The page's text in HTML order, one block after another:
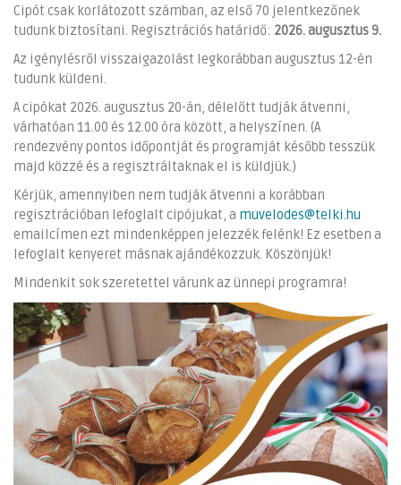
Cipót csak korlátozott számban, az első 70 jelentkezőnek
tudunk biztosítani. Regisztrációs határidő: 2026. augusztus 9.
Az igénylésről visszaigazolást legkorábban augusztus 12-én
tudunk küldeni.
A cipókat 2026. augusztus 20-án, délelőtt tudják átvenni,
várhatóan 11.00 és 12.00 óra között, a helyszínen. (A
rendezvény pontos időpontját és programját később tesszük
majd közzé és a regisztráltaknak el is küldjük.)
Kérjük, amennyiben nem tudják átvenni a korábban
regisztrációban lefoglalt cipójukat, a muvelodes@telki.hu
emailcímen ezt mindenképpen jelezzék felénk! Ez esetben a
lefoglalt kenyeret másnak ajándékozzuk. Köszönjük!
Mindenkit sok szeretettel várunk az ünnepi programra!